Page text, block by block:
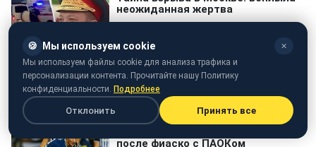
🍪 Мы используем cookie ✕
Мы используем файлы cookie для анализа трафика и
персонализации контента. Прочитайте нашу Политику
конфиденциальности. Подробнее
Отклонить Принять все